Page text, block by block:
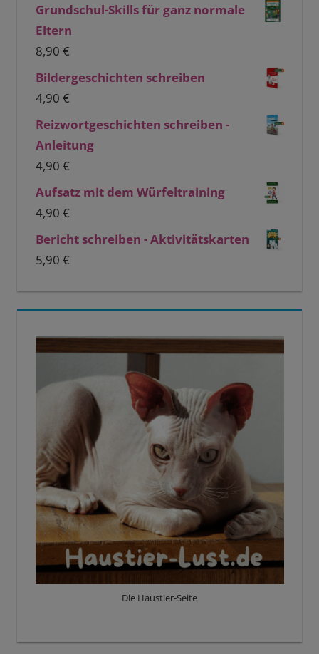
Grundschul-Skills für ganz normale
Eltern
8,90 €
Bildergeschichten schreiben
4,90 €
Reizwortgeschichten schreiben -
Anleitung
4,90 €
Aufsatz mit dem Würfeltraining
4,90 €
Bericht schreiben - Aktivitätskarten
5,90 €
Die Haustier-Seite